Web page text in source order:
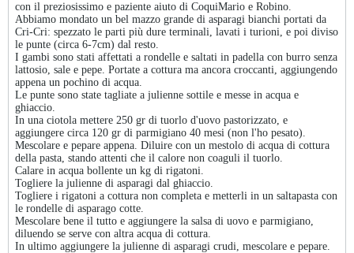
con il preziosissimo e paziente aiuto di CoquiMario e Robino.
Abbiamo mondato un bel mazzo grande di asparagi bianchi portati da
Cri-Cri: spezzato le parti più dure terminali, lavati i turioni, e poi diviso
le punte (circa 6-7cm) dal resto.
I gambi sono stati affettati a rondelle e saltati in padella con burro senza
lattosio, sale e pepe. Portate a cottura ma ancora croccanti, aggiungendo
appena un pochino di acqua.
Le punte sono state tagliate a julienne sottile e messe in acqua e
ghiaccio.
In una ciotola mettere 250 gr di tuorlo d'uovo pastorizzato, e
aggiungere circa 120 gr di parmigiano 40 mesi (non l'ho pesato).
Mescolare e pepare appena. Diluire con un mestolo di acqua di cottura
della pasta, stando attenti che il calore non coaguli il tuorlo.
Calare in acqua bollente un kg di rigatoni.
Togliere la julienne di asparagi dal ghiaccio.
Togliere i rigatoni a cottura non completa e metterli in un saltapasta con
le rondelle di asparago cotte.
Mescolare bene il tutto e aggiungere la salsa di uovo e parmigiano,
diluendo se serve con altra acqua di cottura.
In ultimo aggiungere la julienne di asparagi crudi, mescolare e pepare.